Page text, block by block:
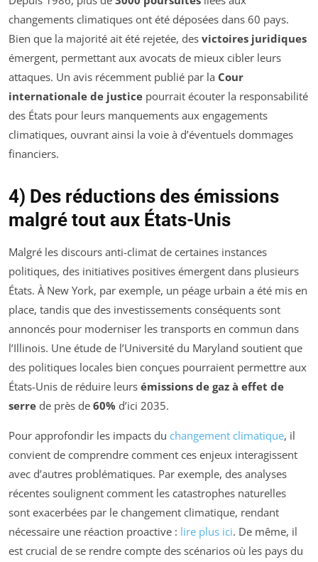
changements climatiques ont été déposées dans 60 pays.
Bien que la majorité ait été rejetée, des victoires juridiques
émergent, permettant aux avocats de mieux cibler leurs
attaques. Un avis récemment publié par la Cour
internationale de justice pourrait écouter la responsabilité
des États pour leurs manquements aux engagements
climatiques, ouvrant ainsi la voie à d’éventuels dommages
financiers.
4) Des réductions des émissions
malgré tout aux États-Unis
Malgré les discours anti-climat de certaines instances
politiques, des initiatives positives émergent dans plusieurs
États. À New York, par exemple, un péage urbain a été mis en
place, tandis que des investissements conséquents sont
annoncés pour moderniser les transports en commun dans
l’Illinois. Une étude de l’Université du Maryland soutient que
des politiques locales bien conçues pourraient permettre aux
États-Unis de réduire leurs émissions de gaz à effet de
serre de près de 60% d’ici 2035.
Pour approfondir les impacts du changement climatique, il
convient de comprendre comment ces enjeux interagissent
avec d’autres problématiques. Par exemple, des analyses
récentes soulignent comment les catastrophes naturelles
sont exacerbées par le changement climatique, rendant
nécessaire une réaction proactive : lire plus ici. De même, il
est crucial de se rendre compte des scénarios où les pays du